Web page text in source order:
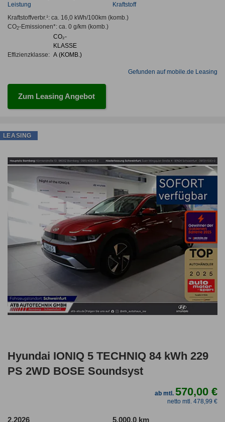
Leistung
Kraftstoff
Kraftstoffverbr.¹: ca. 16,0 kWh/100km(komb.)
CO2-Emissionen*: ca. 0 g/km(komb.)
Effizienzklasse:
CO₂-
KLASSE
A (KOMB.)
Gefunden auf mobile.de Leasing
Zum Leasing Angebot
Hyundai IONIQ 5 TECHNIQ 84 kWh 229
PS 2WD BOSE Soundsyst
ab mtl.570,00 €
netto mtl. 478,99 €
2.2026 5.000,0 km
LEASING